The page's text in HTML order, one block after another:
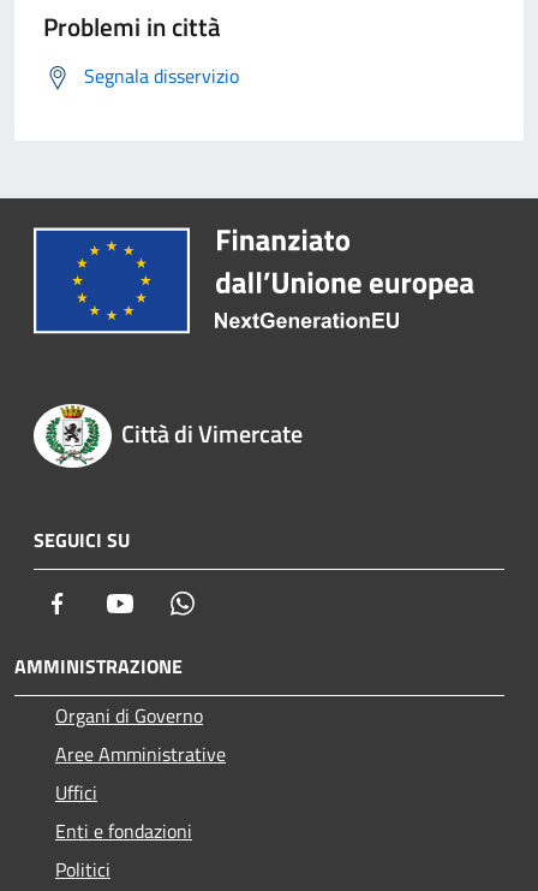
Problemi in città
Segnala disservizio
Città di Vimercate
SEGUICI SU
Facebook Youtube
AMMINISTRAZIONE
Organi di Governo
Aree Amministrative
Uffici
Enti e fondazioni
Politici